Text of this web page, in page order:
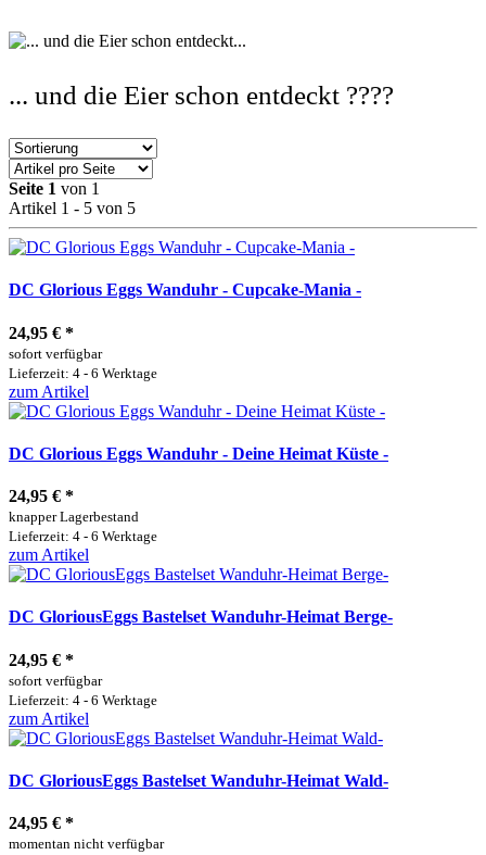
... und die Eier schon entdeckt ????
Seite 1 von 1
Artikel 1 - 5 von 5
DC Glorious Eggs Wanduhr - Cupcake-Mania -
24,95 € *
sofort verfügbar
Lieferzeit: 4 - 6 Werktage
zum Artikel
DC Glorious Eggs Wanduhr - Deine Heimat Küste -
24,95 € *
knapper Lagerbestand
Lieferzeit: 4 - 6 Werktage
zum Artikel
DC GloriousEggs Bastelset Wanduhr-Heimat Berge-
24,95 € *
sofort verfügbar
Lieferzeit: 4 - 6 Werktage
zum Artikel
DC GloriousEggs Bastelset Wanduhr-Heimat Wald-
24,95 € *
momentan nicht verfügbar